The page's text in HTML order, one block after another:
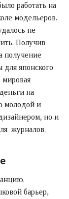
работать на
модельеров.
не
Получив
получение
для японского
на
молодой и
но и
журналов.
барьер,